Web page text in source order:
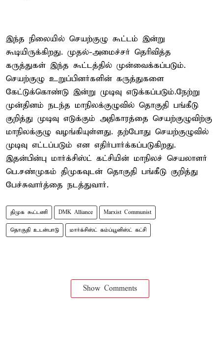
இந்த நிலையில் செயற்குழு கூட்டம் இன்று
கூடியிருக்கிறது. முதல்-அமைச்சர் தெரிவித்த
கருத்துகள் இந்த கூட்டத்தில் முன்வைக்கப்படும்.
செயற்குழு உறுப்பினர்களின் கருத்துகளை
கேட்டுக்கொண்டு இன்று முடிவு எடுக்கப்படும்.நேற்று
முன்தினம் நடந்த மாநிலக்குழுவில் தொகுதி பங்கீடு
குறித்து முடிவு எடுக்கும் அதிகாரத்தை செயற்குழுவிற்கு
மாநிலக்குழு வழங்கியுள்ளது. தற்போது செயற்குழுவில்
முடிவு எட்டப்படும் என எதிர்பார்க்கப்படுகிறது.
இதன்பின்பு மார்க்சிஸ்ட் கட்சியின் மாநிலச் செயலாளர்
பெ.சண்முகம் திமுகவுடன் தொகுதி பங்கீடு குறித்து
பேச்சுவார்த்தை நடத்துவார்.
திமுக கூட்டணி DMK Alliance Marxist Communist
தொகுதி உடன்பாடு மார்க்சிஸ்ட் கம்ப்யூனிஸ்ட் கட்சி
Show Comments